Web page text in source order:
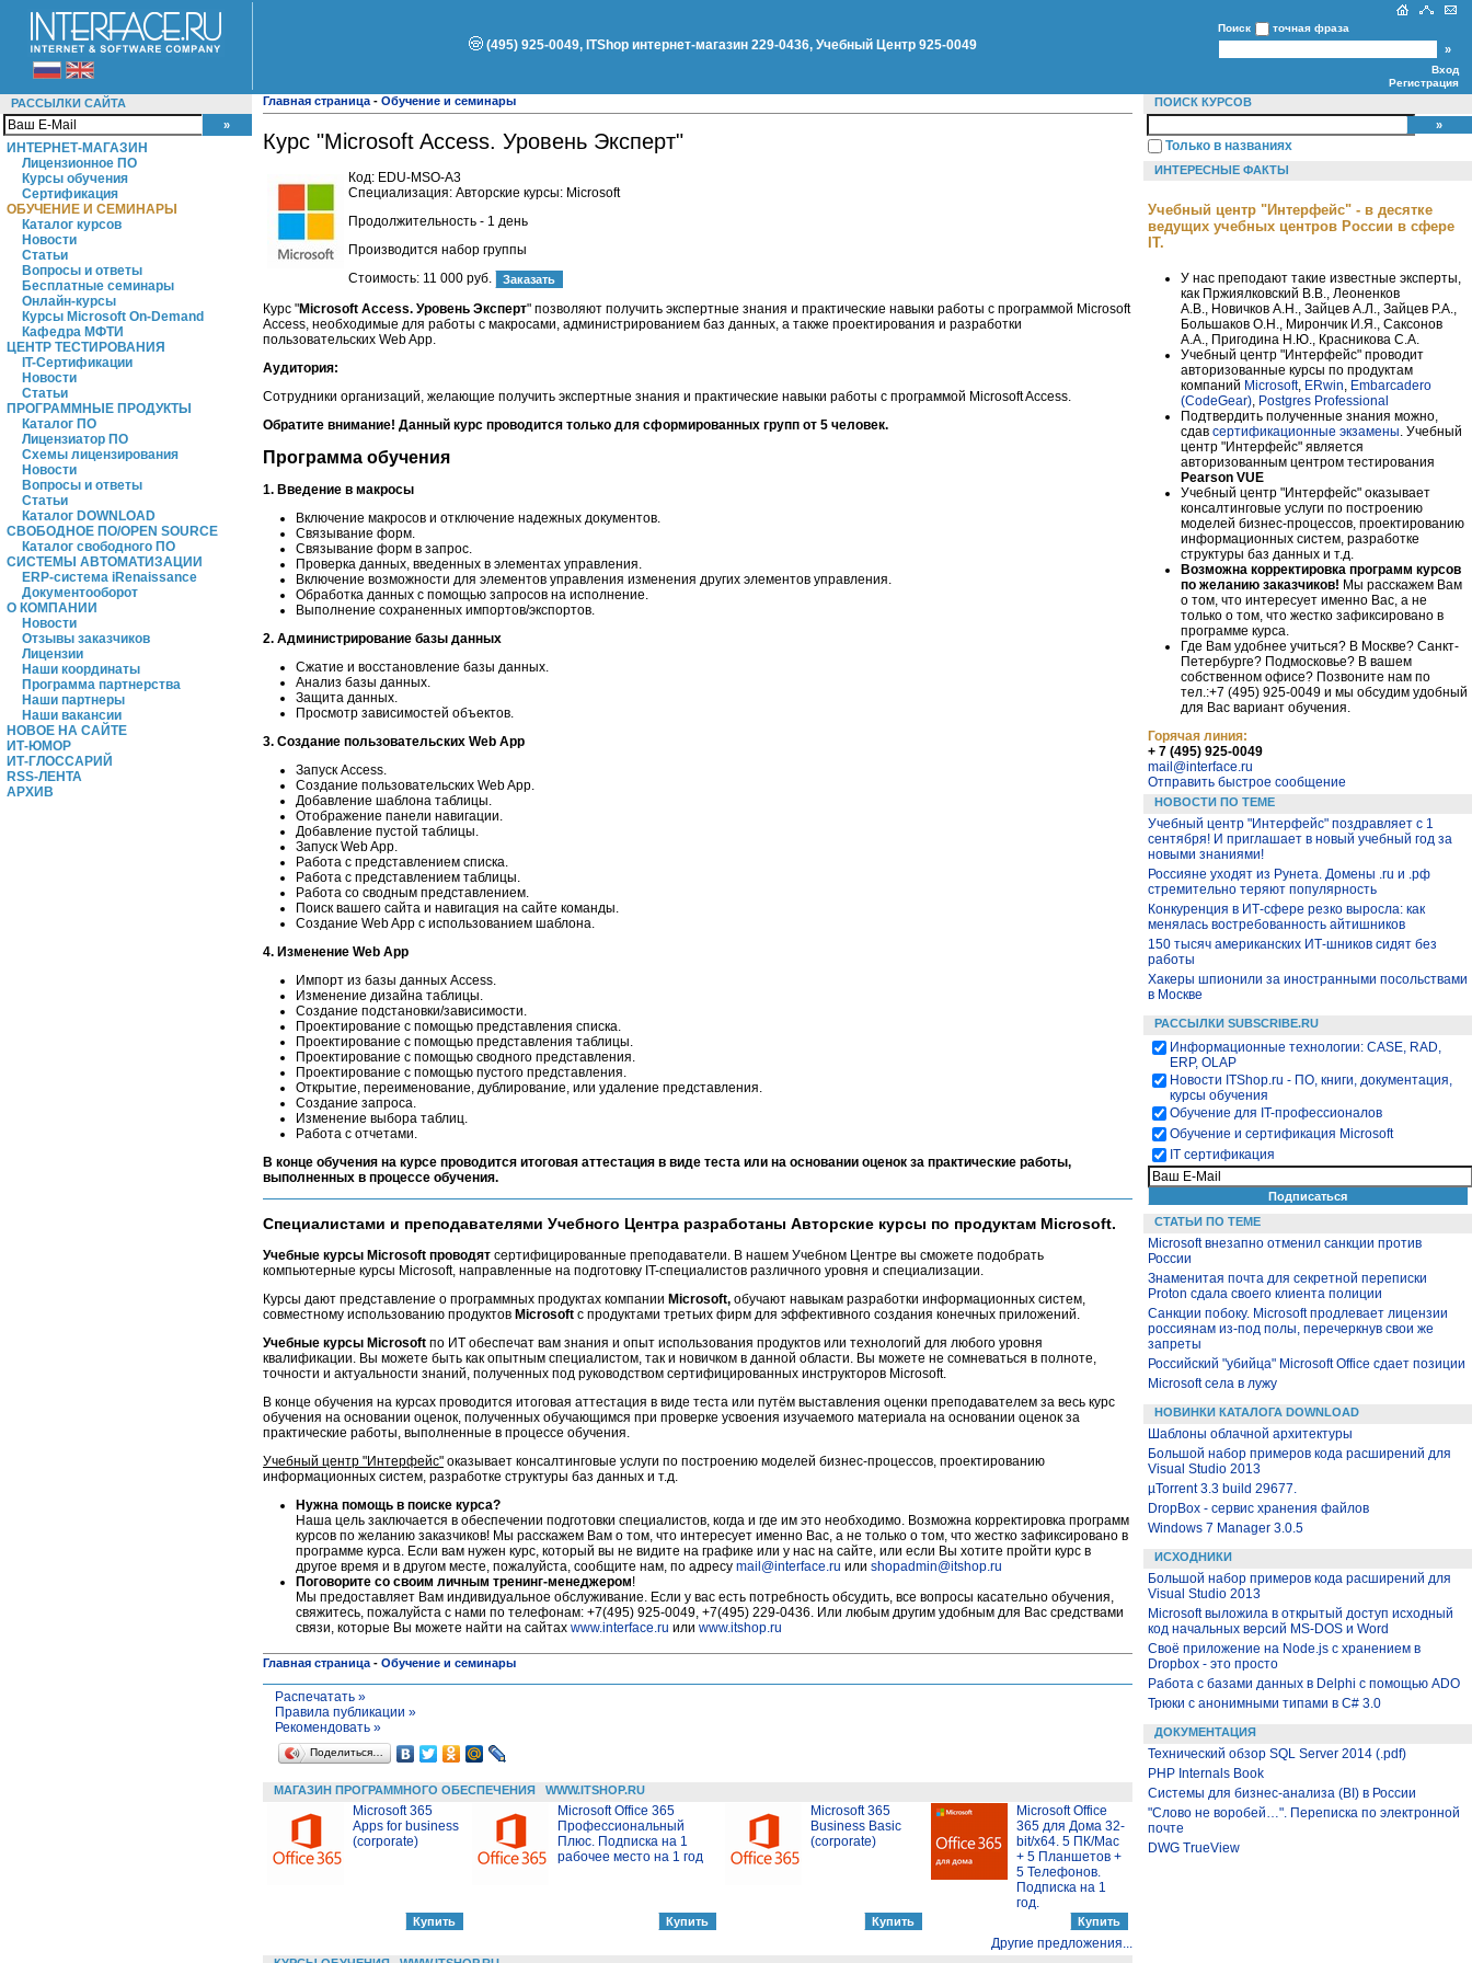
(495) 925-0049, ITShop интернет-магазин 229-0436, Учебный Центр 925-0049
Поиск точная фраза
Вход
Регистрация
РАССЫЛКИ САЙТА
ИНТЕРНЕТ-МАГАЗИН
Лицензионное ПО
Курсы обучения
Сертификация
ОБУЧЕНИЕ И СЕМИНАРЫ
Каталог курсов
Новости
Статьи
Вопросы и ответы
Бесплатные семинары
Онлайн-курсы
Курсы Microsoft On-Demand
Кафедра МФТИ
ЦЕНТР ТЕСТИРОВАНИЯ
IT-Сертификации
Новости
Статьи
ПРОГРАММНЫЕ ПРОДУКТЫ
Каталог ПО
Лицензиатор ПО
Схемы лицензирования
Новости
Вопросы и ответы
Статьи
Каталог DOWNLOAD
СВОБОДНОЕ ПО/OPEN SOURCE
Каталог свободного ПО
СИСТЕМЫ АВТОМАТИЗАЦИИ
ERP-система iRenaissance
Документооборот
О КОМПАНИИ
Новости
Отзывы заказчиков
Лицензии
Наши координаты
Программа партнерства
Наши партнеры
Наши вакансии
НОВОЕ НА САЙТЕ
ИТ-ЮМОР
ИТ-ГЛОССАРИЙ
RSS-ЛЕНТА
АРХИВ
Главная страница - Обучение и семинары
Курс "Microsoft Access. Уровень Эксперт"
Код: EDU-MSO-A3
Специализация: Авторские курсы: Microsoft
Продолжительность - 1 день
Производится набор группы
Стоимость: 11 000 руб.
Курс "Microsoft Access. Уровень Эксперт" позволяют получить экспертные знания и практические навыки работы с программой Microsoft
Access, необходимые для работы с макросами, администрированием баз данных, а также проектирования и разработки
пользовательских Web App.
Аудитория:
Сотрудники организаций, желающие получить экспертные знания и практические навыки работы с программой Microsoft Access.
Обратите внимание! Данный курс проводится только для сформированных групп от 5 человек.
Программа обучения
1. Введение в макросы
Включение макросов и отключение надежных документов.
Связывание форм.
Связывание форм в запрос.
Проверка данных, введенных в элементах управления.
Включение возможности для элементов управления изменения других элементов управления.
Обработка данных с помощью запросов на исполнение.
Выполнение сохраненных импортов/экспортов.
2. Администрирование базы данных
Сжатие и восстановление базы данных.
Анализ базы данных.
Защита данных.
Просмотр зависимостей объектов.
3. Создание пользовательских Web App
Запуск Access.
Создание пользовательских Web App.
Добавление шаблона таблицы.
Отображение панели навигации.
Добавление пустой таблицы.
Запуск Web App.
Работа с представлением списка.
Работа с представлением таблицы.
Работа со сводным представлением.
Поиск вашего сайта и навигация на сайте команды.
Создание Web App с использованием шаблона.
4. Изменение Web App
Импорт из базы данных Access.
Изменение дизайна таблицы.
Создание подстановки/зависимости.
Проектирование с помощью представления списка.
Проектирование с помощью представления таблицы.
Проектирование с помощью сводного представления.
Проектирование с помощью пустого представления.
Открытие, переименование, дублирование, или удаление представления.
Создание запроса.
Изменение выбора таблиц.
Работа с отчетами.
В конце обучения на курсе проводится итоговая аттестация в виде теста или на основании оценок за практические работы,
выполненных в процессе обучения.
Специалистами и преподавателями Учебного Центра разработаны Авторские курсы по продуктам Microsoft.
Учебные курсы Microsoft проводят сертифицированные преподаватели. В нашем Учебном Центре вы сможете подобрать
компьютерные курсы Microsoft, направленные на подготовку IT-специалистов различного уровня и специализации.
Курсы дают представление о программных продуктах компании Microsoft, обучают навыкам разработки информационных систем,
совместному использованию продуктов Microsoft с продуктами третьих фирм для эффективного создания конечных приложений.
Учебные курсы Microsoft по ИТ обеспечат вам знания и опыт использования продуктов или технологий для любого уровня
квалификации. Вы можете быть как опытным специалистом, так и новичком в данной области. Вы можете не сомневаться в полноте,
точности и актуальности знаний, полученных под руководством сертифицированных инструкторов Microsoft.
В конце обучения на курсах проводится итоговая аттестация в виде теста или путём выставления оценки преподавателем за весь курс
обучения на основании оценок, полученных обучающимся при проверке усвоения изучаемого материала на основании оценок за
практические работы, выполненные в процессе обучения.
Учебный центр "Интерфейс" оказывает консалтинговые услуги по построению моделей бизнес-процессов, проектированию
информационных систем, разработке структуры баз данных и т.д.
Нужна помощь в поиске курса?
Наша цель заключается в обеспечении подготовки специалистов, когда и где им это необходимо. Возможна корректировка программ
курсов по желанию заказчиков! Мы расскажем Вам о том, что интересует именно Вас, а не только о том, что жестко зафиксировано в
программе курса. Если вам нужен курс, который вы не видите на графике или у нас на сайте, или если Вы хотите пройти курс в
другое время и в другом месте, пожалуйста, сообщите нам, по адресу mail@interface.ru или shopadmin@itshop.ru
Поговорите со своим личным тренинг-менеджером!
Мы предоставляет Вам индивидуальное обслуживание. Если у вас есть потребность обсудить, все вопросы касательно обучения,
свяжитесь, пожалуйста c нами по телефонам: +7(495) 925-0049, +7(495) 229-0436. Или любым другим удобным для Вас средствами
связи, которые Вы можете найти на сайтах www.interface.ru или www.itshop.ru
Главная страница - Обучение и семинары
Распечатать »
Правила публикации »
Рекомендовать »
Поделиться…
МАГАЗИН ПРОГРАММНОГО ОБЕСПЕЧЕНИЯ WWW.ITSHOP.RU
Microsoft 365
Apps for business
(corporate)
Microsoft Office 365
Профессиональный
Плюс. Подписка на 1
рабочее место на 1 год
Microsoft 365
Business Basic
(corporate)
Microsoft Office
365 для Дома 32-
bit/x64. 5 ПК/Mac
+ 5 Планшетов +
5 Телефонов.
Подписка на 1
год.
Другие предложения...
ПОИСК КУРСОВ
Только в названиях
ИНТЕРЕСНЫЕ ФАКТЫ
Учебный центр "Интерфейс" - в десятке
ведущих учебных центров России в сфере
IT.
У нас преподают такие известные эксперты,
как Пржиялковский В.В., Леоненков
А.В., Новичков А.Н., Зайцев А.Л., Зайцев Р.А.,
Большаков О.Н., Мирончик И.Я., Саксонов
А.А., Пригодина Н.Ю., Красникова С.А.
Учебный центр "Интерфейс" проводит
авторизованные курсы по продуктам
компаний Microsoft, ERwin Embarcadero
(CodeGear) Postgres Professional
Подтвердить полученные знания можно,
сдав сертификационные экзамены . Учебный
центр "Интерфейс" является
авторизованным центром тестирования
Pearson VUE
Учебный центр "Интерфейс" оказывает
консалтинговые услуги по построению
моделей бизнес-процессов, проектированию
информационных систем, разработке
структуры баз данных и т.д.
Возможна корректировка программ курсов
по желанию заказчиков! Мы расскажем Вам
о том, что интересует именно Вас, а не
только о том, что жестко зафиксировано в
программе курса.
Где Вам удобнее учиться? В Москве? Санкт-
Петербурге? Подмосковье? В вашем
собственном офисе? Позвоните нам по
тел.:+7 (495) 925-0049 и мы обсудим удобный
для Вас вариант обучения.
Горячая линия:
+ 7 (495) 925-0049
mail@interface.ru
Отправить быстрое сообщение
НОВОСТИ ПО ТЕМЕ
Учебный центр "Интерфейс" поздравляет с 1
сентября! И приглашает в новый учебный год за
новыми знаниями!
Россияне уходят из Рунета. Домены .ru и .рф
стремительно теряют популярность
Конкуренция в ИТ-сфере резко выросла: как
менялась востребованность айтишников
150 тысяч американских ИТ-шников сидят без
работы
Хакеры шпионили за иностранными посольствами
в Москве
РАССЫЛКИ SUBSCRIBE.RU
Информационные технологии: CASE, RAD,
ERP, OLAP
Новости ITShop.ru - ПО, книги, документация,
курсы обучения
Обучение для IT-профессионалов
Обучение и сертификация Microsoft
IT сертификация
СТАТЬИ ПО ТЕМЕ
Microsoft внезапно отменил санкции против
России
Знаменитая почта для секретной переписки
Proton сдала своего клиента полиции
Санкции побоку. Microsoft продлевает лицензии
россиянам из-под полы, перечеркнув свои же
запреты
Российский "убийца" Microsoft Office сдает позиции
Microsoft села в лужу
НОВИНКИ КАТАЛОГА DOWNLOAD
Шаблоны облачной архитектуры
Большой набор примеров кода расширений для
Visual Studio 2013
µTorrent 3.3 build 29677.
DropBox - сервис хранения файлов
Windows 7 Manager 3.0.5
ИСХОДНИКИ
Большой набор примеров кода расширений для
Visual Studio 2013
Microsoft выложила в открытый доступ исходный
код начальных версий MS-DOS и Word
Своё приложение на Node.js с хранением в
Dropbox - это просто
Работа с базами данных в Delphi с помощью ADO
Трюки с анонимными типами в C# 3.0
ДОКУМЕНТАЦИЯ
Технический обзор SQL Server 2014 (.pdf)
PHP Internals Book
Системы для бизнес-анализа (BI) в России
"Слово не воробей…". Переписка по электронной
почте
DWG TrueView